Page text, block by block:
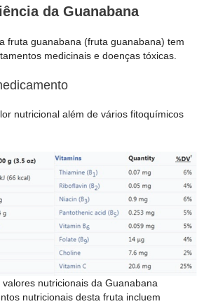
da Guanabana
fruta guanabana (fruta guanabana) tem
medicinais e doenças tóxicas.
nutricional além de vários fitoquímicos
valores nutricionais da Guanabana
nutricionais desta fruta incluem